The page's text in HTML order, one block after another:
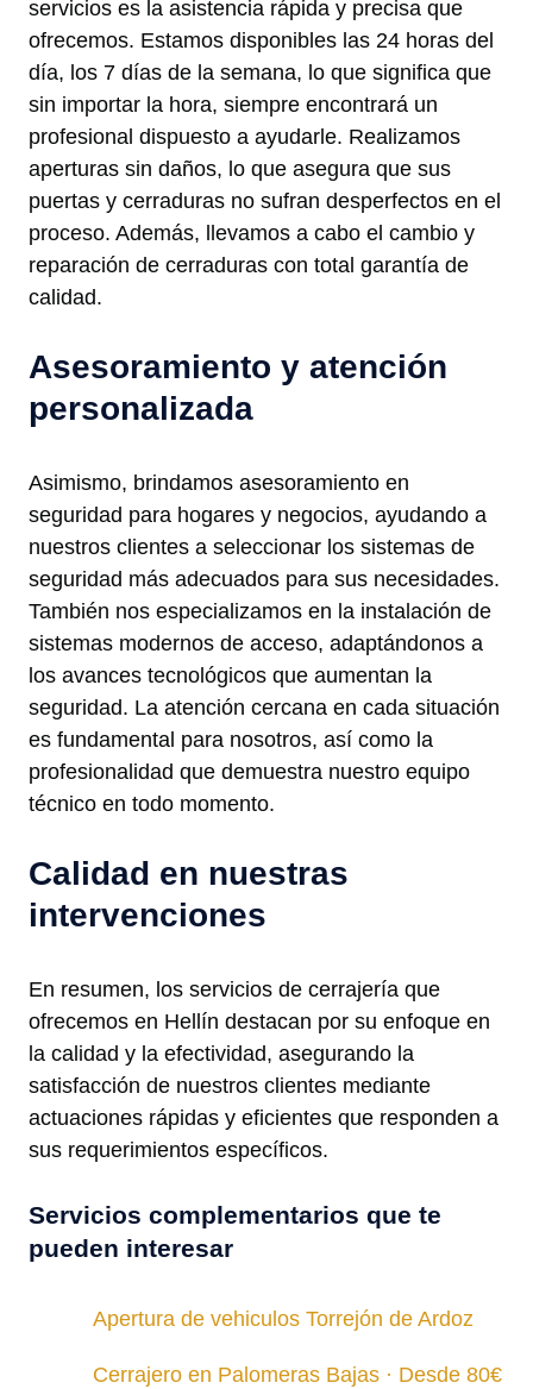
servicios es la asistencia rápida y precisa que
ofrecemos. Estamos disponibles las 24 horas del
día, los 7 días de la semana, lo que significa que
sin importar la hora, siempre encontrará un
profesional dispuesto a ayudarle. Realizamos
aperturas sin daños, lo que asegura que sus
puertas y cerraduras no sufran desperfectos en el
proceso. Además, llevamos a cabo el cambio y
reparación de cerraduras con total garantía de
calidad.
Asesoramiento y atención
personalizada
Asimismo, brindamos asesoramiento en
seguridad para hogares y negocios, ayudando a
nuestros clientes a seleccionar los sistemas de
seguridad más adecuados para sus necesidades.
También nos especializamos en la instalación de
sistemas modernos de acceso, adaptándonos a
los avances tecnológicos que aumentan la
seguridad. La atención cercana en cada situación
es fundamental para nosotros, así como la
profesionalidad que demuestra nuestro equipo
técnico en todo momento.
Calidad en nuestras
intervenciones
En resumen, los servicios de cerrajería que
ofrecemos en Hellín destacan por su enfoque en
la calidad y la efectividad, asegurando la
satisfacción de nuestros clientes mediante
actuaciones rápidas y eficientes que responden a
sus requerimientos específicos.
Servicios complementarios que te
pueden interesar
Apertura de vehiculos Torrejón de Ardoz
Cerrajero en Palomeras Bajas · Desde 80€